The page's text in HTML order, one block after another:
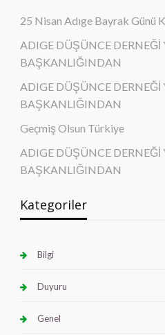
25 Nisan Adıge Bayrak Günü
ADIGE DÜŞÜNCE
BAŞKANLIĞINDAN
ADIGE DÜŞÜNCE
BAŞKANLIĞINDAN
Geçmiş Olsun Türkiye
ADIGE DÜŞÜNCE
BAŞKANLIĞINDAN
Kategoriler
Bilgi
Duyuru
Genel